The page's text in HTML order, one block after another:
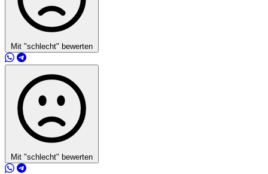
Mit "schlecht" bewerten
Mit "schlecht" bewerten